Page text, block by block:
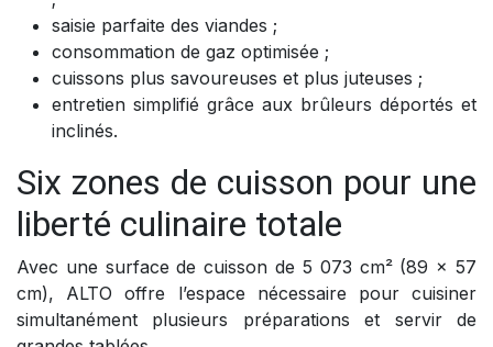
saisie parfaite des viandes ;
consommation de gaz optimisée ;
cuissons plus savoureuses et plus juteuses ;
entretien simplifié grâce aux brûleurs déportés et
inclinés.
Six zones de cuisson pour une
liberté culinaire totale
Avec une surface de cuisson de 5 073 cm² (89 x 57
cm), ALTO offre l’espace nécessaire pour cuisiner
simultanément plusieurs préparations et servir de